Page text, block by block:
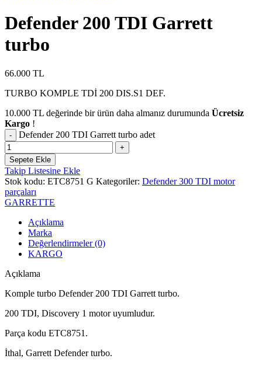
Defender 200 TDI Garrett
turbo
66.000 TL
TURBO KOMPLE TDİ 200 DIS.S1 DEF.
10.000 TL değerinde bir ürün daha almanız durumunda Ücretsiz
Kargo !
Defender 200 TDI Garrett turbo adet
Sepete Ekle
Takip Listesine Ekle
Stok kodu: ETC8751 G Kategoriler: Defender 300 TDI motor
parçaları
GARRETTE
Açıklama
Marka
Değerlendirmeler (0)
KARGO
Açıklama
Komple turbo Defender 200 TDI Garrett turbo.
200 TDI, Discovery 1 motor uyumludur.
Parça kodu ETC8751.
İthal, Garrett Defender turbo.